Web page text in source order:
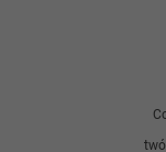
Doświadczeni